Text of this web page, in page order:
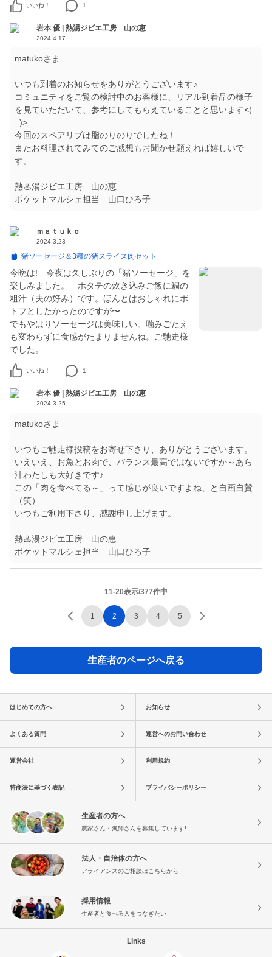
いいね！ 1
岩本 優 | 熱湯ジビエ工房 山の恵
2024.4.17
matukoさま
いつも到着のお知らせをありがとうございます♪
コミュニティをご覧の検討中のお客様に、リアル到着品の様子
を見ていただいて、参考にしてもらえていることと思います<(_
_)>
今回のスペアリブは脂のりのりでしたね！
またお料理されてみてのご感想もお聞かせ願えれば嬉しいで
す。
熱♨湯ジビエ工房 山の恵
ポケットマルシェ担当 山口ひろ子
ｍａｔｕｋｏ
2024.3.23
猪ソーセージ＆3種の猪スライス肉セット
今晩は! 今夜は久しぶりの「猪ソーセージ」を
楽しみました。 ホタテの炊き込みご飯に鯛の
粗汁（夫の好み）です。ほんとはおしゃれにポ
トフとしたかったのですが〜
でもやはりソーセージは美味しい。噛みごたえ
も変わらずに食感がたまりませんね。ご馳走様
でした。
いいね！ 1
岩本 優 | 熱湯ジビエ工房 山の恵
2024.3.25
matukoさま
いつもご馳走様投稿をお寄せ下さり、ありがとうございます。
いえいえ、お魚とお肉で、バランス最高ではないですか～あら
汁わたしも大好きです♪
この「肉を食べてる～」って感じが良いですよね、と自画自賛
（笑）
いつもご利用下さり、感謝申し上げます。
熱♨湯ジビエ工房 山の恵
ポケットマルシェ担当 山口ひろ子
11-20表示/377件中
1 2 3 4 5
生産者のページへ戻る
はじめての方へ お知らせ
よくある質問 運営へのお問い合わせ
運営会社 利用規約
特商法に基づく表記 プライバシーポリシー
生産者の方へ
農家さん・漁師さんを募集しています!
法人・自治体の方へ
アライアンスのご相談はこちらから
採用情報
生産者と食べる人をつなぎたい
Links